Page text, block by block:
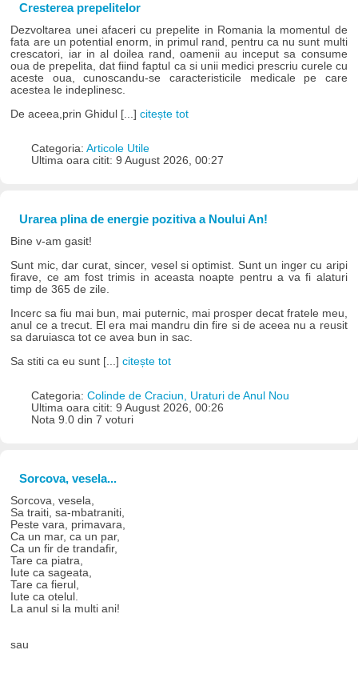
Cresterea prepelitelor
Dezvoltarea unei afaceri cu prepelite in Romania la momentul de
fata are un potential enorm, in primul rand, pentru ca nu sunt multi
crescatori, iar in al doilea rand, oamenii au inceput sa consume
oua de prepelita, dat fiind faptul ca si unii medici prescriu curele cu
aceste oua, cunoscandu-se caracteristicile medicale pe care
acestea le indeplinesc.
De aceea,prin Ghidul [...]citește tot
Categoria: Articole Utile
Ultima oara citit: 9 August 2026, 00:27
Urarea plina de energie pozitiva a Noului An!
Bine v-am gasit!
Sunt mic, dar curat, sincer, vesel si optimist. Sunt un inger cu aripi
firave, ce am fost trimis in aceasta noapte pentru a va fi alaturi
timp de 365 de zile.
Incerc sa fiu mai bun, mai puternic, mai prosper decat fratele meu,
anul ce a trecut. El era mai mandru din fire si de aceea nu a reusit
sa daruiasca tot ce avea bun in sac.
Sa stiti ca eu sunt [...]citește tot
Categoria: Colinde de Craciun, Uraturi de Anul Nou
Ultima oara citit: 9 August 2026, 00:26
Nota 9.0 din 7 voturi
Sorcova, vesela...
Sorcova, vesela,
Sa traiti, sa-mbatraniti,
Peste vara, primavara,
Ca un mar, ca un par,
Ca un fir de trandafir,
Tare ca piatra,
Iute ca sageata,
Tare ca fierul,
Iute ca otelul.
La anul si la multi ani!
sau